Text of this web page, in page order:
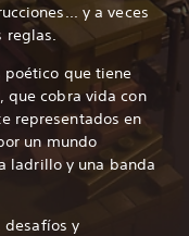
y a veces
reglas.
poético que tiene
que cobra vida con
representados en
un mundo
ladrillo y una banda
desafíos y